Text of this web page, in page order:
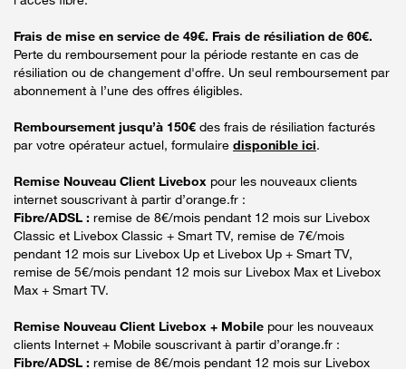
Frais de mise en service de 49€. Frais de résiliation de 60€.
Perte du remboursement pour la période restante en cas de
résiliation ou de changement d'offre. Un seul remboursement par
abonnement à l’une des offres éligibles.
Remboursement jusqu’à 150€ des frais de résiliation facturés
par votre opérateur actuel, formulaire disponible ici.
Remise Nouveau Client Livebox pour les nouveaux clients
internet souscrivant à partir d’orange.fr :
Fibre/ADSL : remise de 8€/mois pendant 12 mois sur Livebox
Classic et Livebox Classic + Smart TV, remise de 7€/mois
pendant 12 mois sur Livebox Up et Livebox Up + Smart TV,
remise de 5€/mois pendant 12 mois sur Livebox Max et Livebox
Max + Smart TV.
Remise Nouveau Client Livebox + Mobile pour les nouveaux
clients Internet + Mobile souscrivant à partir d’orange.fr :
Fibre/ADSL : remise de 8€/mois pendant 12 mois sur Livebox